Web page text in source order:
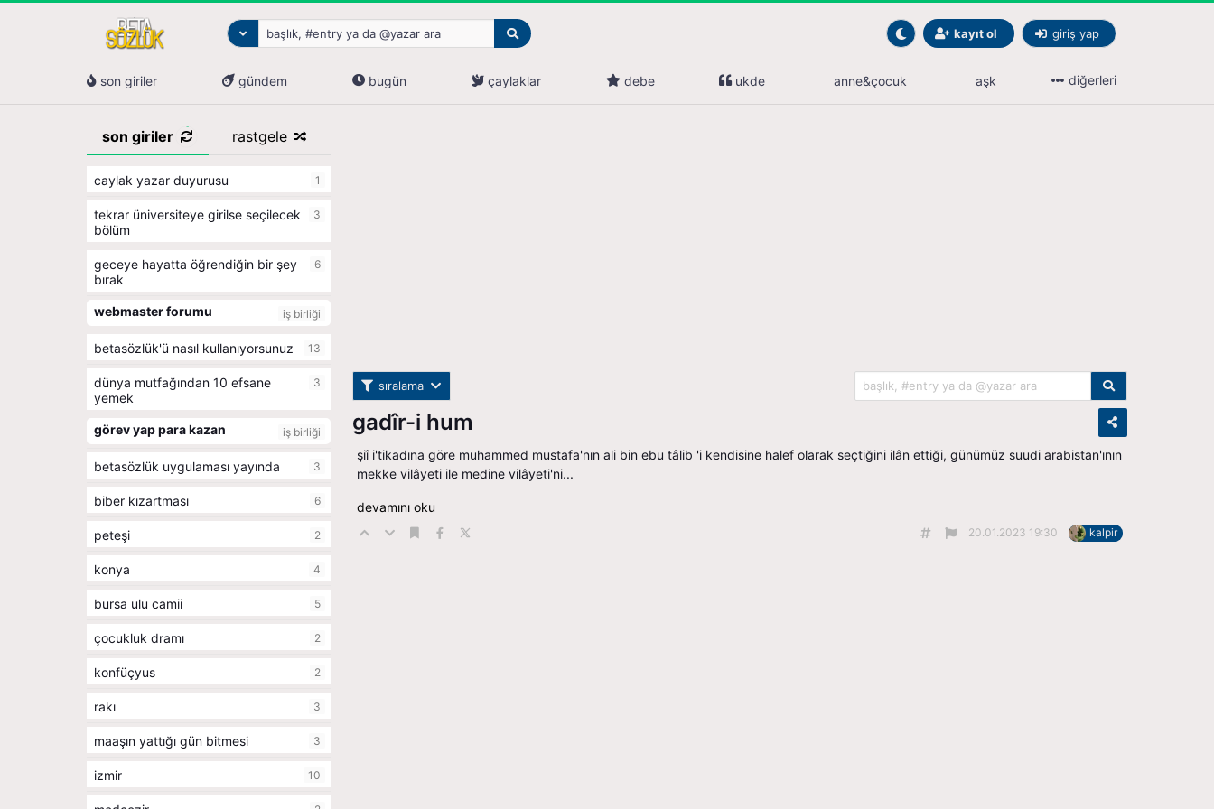
kayıt ol giriş yap
son giriler gündem bugün çaylaklar debe ukde anne&çocuk aşk diğerleri
son giriler rastgele
caylak yazar duyurusu 1
tekrar üniversiteye girilse seçilecek
bölüm
3
geceye hayatta öğrendiğin bir şey
bırak
6
webmaster forumu iş birliği
betasözlük'ü nasıl kullanıyorsunuz 13
dünya mutfağından 10 efsane
yemek
3
görev yap para kazan iş birliği
betasözlük uygulaması yayında 3
biber kızartması 6
peteşi 2
konya 4
bursa ulu camii 5
çocukluk dramı 2
konfüçyus 2
rakı 3
maaşın yattığı gün bitmesi 3
izmir 10
sıralama
gadîr-i hum
şiî i'tikadına göre muhammed mustafa'nın ali bin ebu tâlib 'i kendisine halef olarak seçtiğini ilân ettiği, günümüz suudi arabistan'ının
mekke vilâyeti ile medine vilâyeti'ni...
devamını oku
20.01.2023 19:30 kalpir